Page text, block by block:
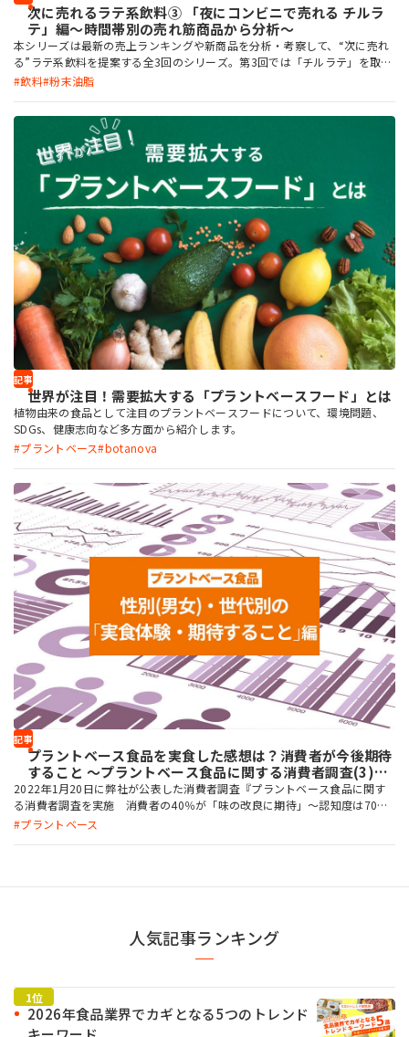
次に売れるラテ系飲料③ 「夜にコンビニで売れる チルラ
テ」編～時間帯別の売れ筋商品から分析～
本シリーズは最新の売上ランキングや新商品を分析・考察して、“次に売れ
る”ラテ系飲料を提案する全3回のシリーズ。第3回では「チルラテ」を取り
上げます。 《 製品開発に役立つ詳しい資料を、下記のバナーから無料でダ
飲料 粉末油脂
記事
世界が注目！需要拡大する「プラントベースフード」とは
植物由来の食品として注目のプラントベースフードについて、環境問題、
SDGs、健康志向など多方面から紹介します。
プラントベース botanova
記事
プラントベース食品を実食した感想は？消費者が今後期待
すること ～プラントベース食品に関する消費者調査(3)～
性別（男女）・世代別の「実食体験・期待すること」編
2022年1月20日に弊社が公表した消費者調査『プラントベース食品に関す
る消費者調査を実施 消費者の40％が「味の改良に期待」〜認知度は70％
超えるも味に課題 実食率の高い代替肉には辛口評価～』。 本記事は、こ
「期待すること」を分析します。ぜひ商品の企画・開発にお役立てくださ
プラントベース
人気記事ランキング
2026年食品業界でカギとなる5つのトレンド